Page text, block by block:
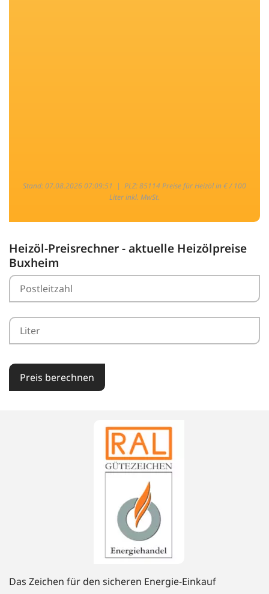
Stand: 07.08.2026 07:09:51 | PLZ: 85114 Preise für Heizöl in € / 100
Liter inkl. MwSt.
Heizöl-Preisrechner - aktuelle Heizölpreise
Buxheim
Preis berechnen
Das Zeichen für den sicheren Energie-Einkauf